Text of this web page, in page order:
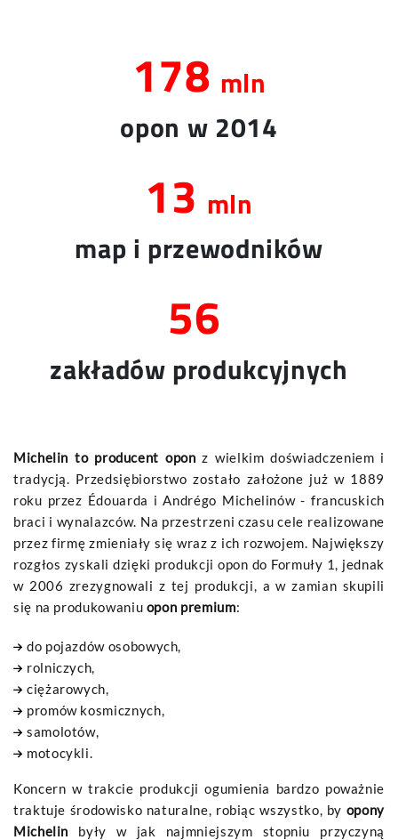
178 mln
opon w 2014
13 mln
map i przewodników
56
zakładów produkcyjnych
Michelin to producent opon z wielkim doświadczeniem i
tradycją. Przedsiębiorstwo zostało założone już w 1889
roku przez Édouarda i Andrégo Michelinów - francuskich
braci i wynalazców. Na przestrzeni czasu cele realizowane
przez firmę zmieniały się wraz z ich rozwojem. Największy
rozgłos zyskali dzięki produkcji opon do Formuły 1, jednak
w 2006 zrezygnowali z tej produkcji, a w zamian skupili
się na produkowaniu opon premium:
do pojazdów osobowych,
rolniczych,
ciężarowych,
promów kosmicznych,
samolotów,
motocykli.
Koncern w trakcie produkcji ogumienia bardzo poważnie
traktuje środowisko naturalne, robiąc wszystko, by opony
Michelin były w jak najmniejszym stopniu przyczyną